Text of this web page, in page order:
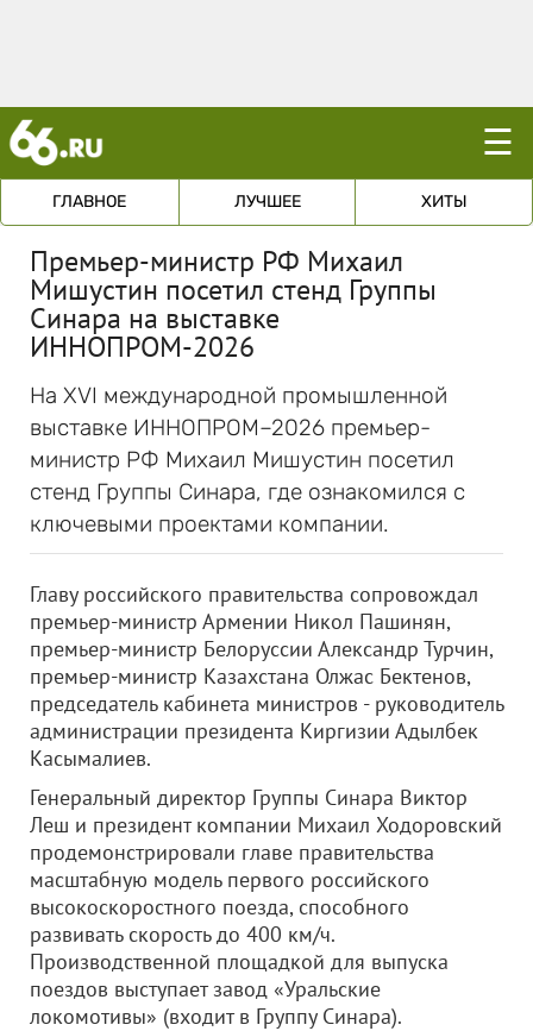
☰
ГЛАВНОЕ ЛУЧШЕЕ ХИТЫ
Премьер-министр РФ Михаил
Мишустин посетил стенд Группы
Синара на выставке
ИННОПРОМ-2026
На XVI международной промышленной
выставке ИННОПРОМ–2026 премьер-
министр РФ Михаил Мишустин посетил
стенд Группы Синара, где ознакомился с
ключевыми проектами компании.
Главу российского правительства сопровождал
премьер-министр Армении Никол Пашинян,
премьер-министр Белоруссии Александр Турчин,
премьер-министр Казахстана Олжас Бектенов,
председатель кабинета министров - руководитель
администрации президента Киргизии Адылбек
Касымалиев.
Генеральный директор Группы Синара Виктор
Леш и президент компании Михаил Ходоровский
продемонстрировали главе правительства
масштабную модель первого российского
высокоскоростного поезда, способного
развивать скорость до 400 км/ч.
Производственной площадкой для выпуска
поездов выступает завод «Уральские
локомотивы» (входит в Группу Синара).